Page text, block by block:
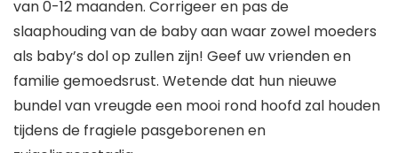
van 0-12 maanden. Corrigeer en pas de
slaaphouding van de baby aan waar zowel moeders
als baby’s dol op zullen zijn! Geef uw vrienden en
familie gemoedsrust. Wetende dat hun nieuwe
bundel van vreugde een mooi rond hoofd zal houden
tijdens de fragiele pasgeborenen en